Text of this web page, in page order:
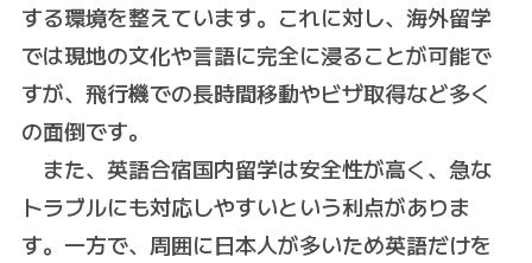
する環境を整えています。これに対し、海外留学
では現地の文化や言語に完全に浸ることが可能で
すが、飛行機での長時間移動やビザ取得など多く
の面倒です。
また、英語合宿国内留学は安全性が高く、急な
トラブルにも対応しやすいという利点がありま
す。一方で、周囲に日本人が多いため英語だけを